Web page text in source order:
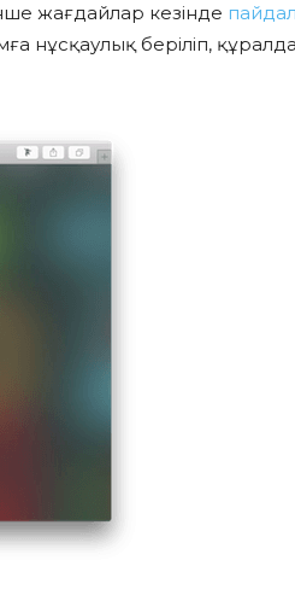
жағдайлар кезінде
нұсқаулық беріліп,